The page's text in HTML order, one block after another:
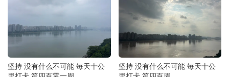
坚持 没有什么不可能 毎天十公
坚持 没有什么不可能 毎天十公